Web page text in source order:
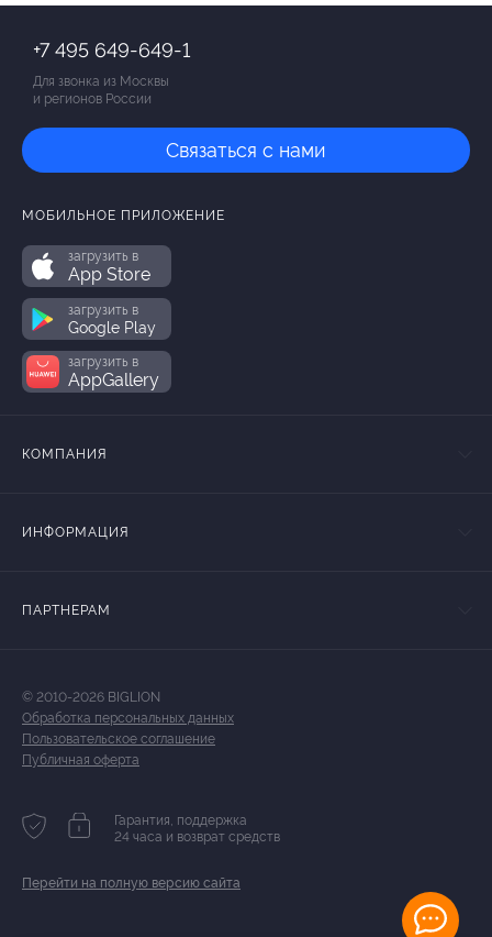
+7 495 649-649-1
Для звонка из Москвы
и регионов России
Связаться с нами
МОБИЛЬНОЕ ПРИЛОЖЕНИЕ
загрузить в
App Store
загрузить в
Google Play
загрузить в
AppGallery
КОМПАНИЯ
ИНФОРМАЦИЯ
ПАРТНЕРАМ
© 2010-2026 BIGLION
Обработка персональных данных
Пользовательское соглашение
Публичная оферта
Гарантия, поддержка
24 часа и возврат средств
Перейти на полную версию сайта